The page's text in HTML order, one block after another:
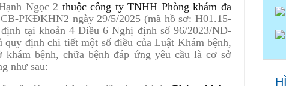
Ngọc 2 thuộc công ty TNHH Phòng khám đa
PKĐKHN2 ngày 29/5/2025 (mã hồ sơ: H01.15-
tại khoản 4 Điều 6 Nghị định số 96/2023/NĐ-
quy định chi tiết một số điều của Luật Khám bệnh,
bệnh, chữa bệnh đáp ứng yêu cầu là cơ sở
như sau: